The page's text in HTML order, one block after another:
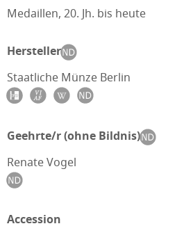
Medaillen, 20. Jh. bis heute
Hersteller
Staatliche Münze Berlin
Geehrte/r (ohne Bildnis)
Renate Vogel
Accession